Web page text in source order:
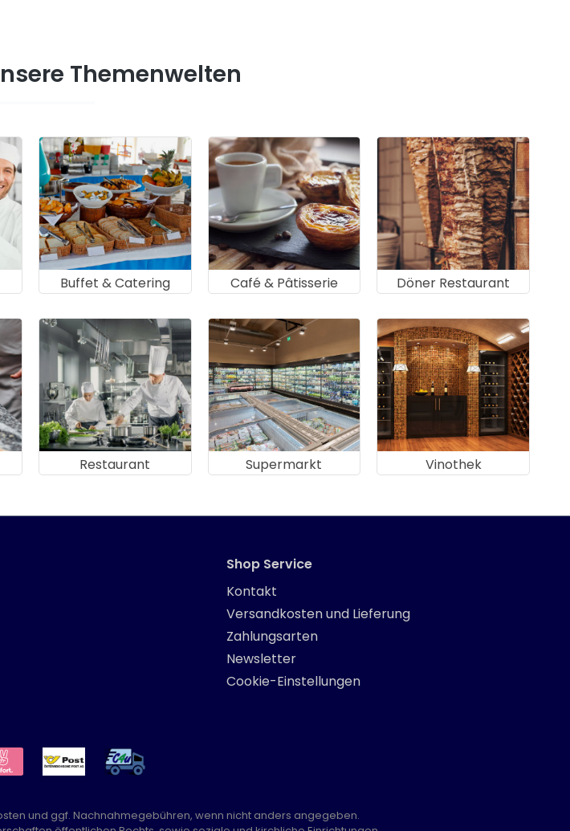
Themenwelten
Buffet & Catering Café & Pâtisserie Döner Restaurant
Restaurant Supermarkt Vinothek
Shop Service
Kontakt
Versandkosten und Lieferung
Zahlungsarten
Newsletter
Cookie-Einstellungen
und ggf. Nachnahmegebühren, wenn nicht anders angegeben.